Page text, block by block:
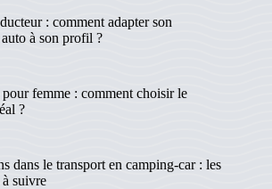
: comment adapter son
auto à son profil ?
femme : comment choisir le
?
dans le transport en camping-car : les
à suivre